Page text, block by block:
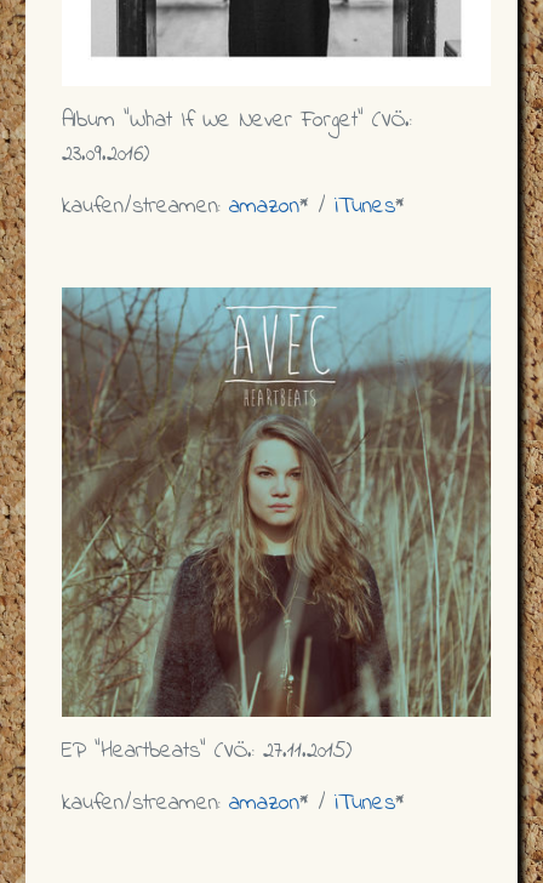
Album "What If We Never Forget" (VÖ.:
23.09.2016)
kaufen/streamen: amazon* / iTunes*
EP "Heartbeats" (VÖ.: 27.11.2015)
kaufen/streamen: amazon* / iTunes*